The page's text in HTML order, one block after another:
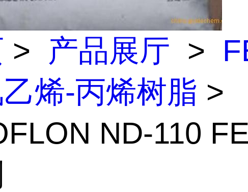
> 产品展厅 >
烯-丙烯树脂 >
ND-110